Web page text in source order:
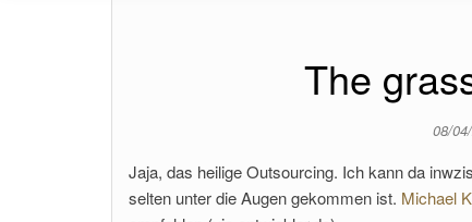
The
08/
Jaja, das heilige Outsourcing. Ich kann da
selten unter die Augen gekommen ist. Michael